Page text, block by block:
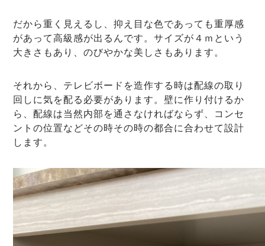
だから重く見えるし、抑え目な色であっても重厚感
があって高級感が出るんです。サイズが４ｍという
大きさもあり、のびやかな美しさもあります。
それから、テレビボードを造作する時は配線の取り
回しに気を配る必要があります。壁に作り付けるか
ら、配線は当然内部を通さなければならず、コンセ
ントの位置などその時その時の都合に合わせて設計
します。